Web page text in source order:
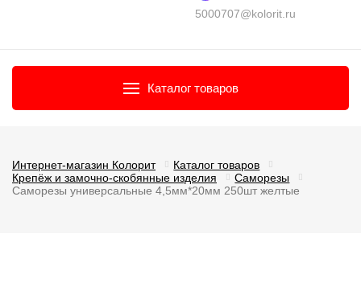
5000707@kolorit.ru
Каталог товаров
Интернет-магазин Колорит
Каталог товаров
Крепёж и замочно-скобянные изделия
Саморезы
Саморезы универсальные 4,5мм*20мм 250шт желтые